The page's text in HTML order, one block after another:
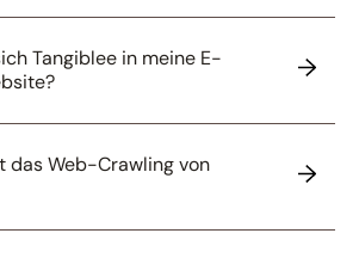
Tangiblee in meine E-
das Web-Crawling von